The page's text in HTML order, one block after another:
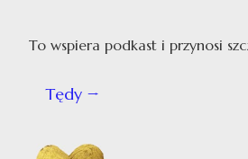
To wspiera podkast i przynosi
Tędy